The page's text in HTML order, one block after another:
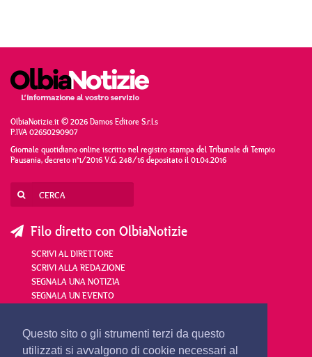
Questo sito o gli strumenti terzi da questo
utilizzati si avvalgono di cookie necessari al
OlbiaNotizie.it © 2026 Damos Editore S.r.l.s
P.IVA 02650290907
Giornale quotidiano online iscritto nel registro stampa del Tribunale di Tempio
Pausania, decreto n°1/2016 V.G. 248/16 depositato il 01.04.2016
Filo diretto con OlbiaNotizie
SCRIVI AL DIRETTORE
SCRIVI ALLA REDAZIONE
SEGNALA UNA NOTIZIA
SEGNALA UN EVENTO
redazione@olbianotizie.it